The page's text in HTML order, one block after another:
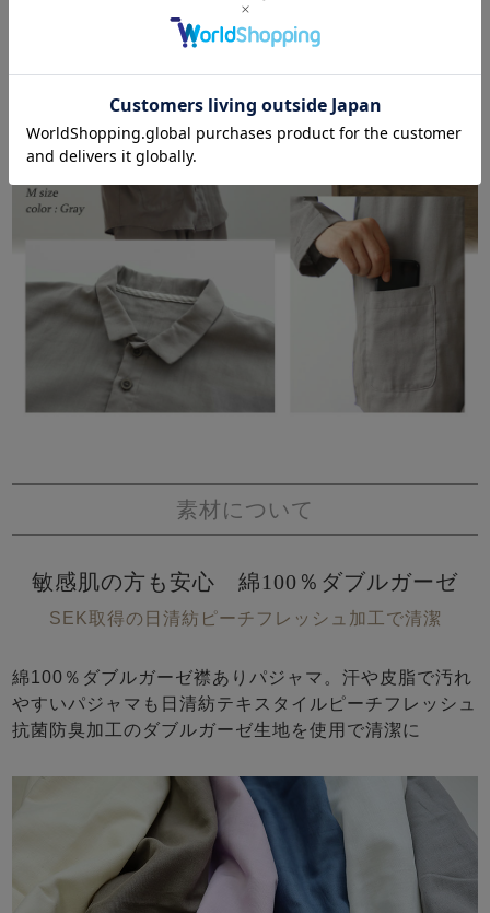
素材について
敏感肌の方も安心 綿100％ダブルガーゼ
SEK取得の日清紡ピーチフレッシュ加工で清潔
綿100％ダブルガーゼ襟ありパジャマ。汗や皮脂で汚れ
やすいパジャマも日清紡テキスタイルピーチフレッシュ
抗菌防臭加工のダブルガーゼ生地を使用で清潔に